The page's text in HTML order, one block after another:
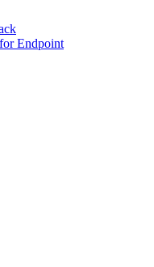
Endpoint